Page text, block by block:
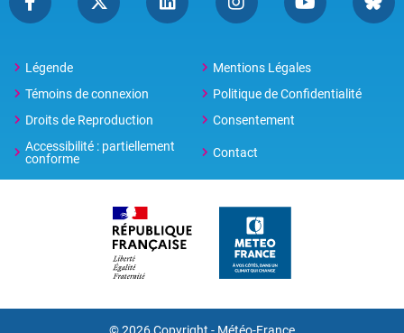
Légende
Mentions Légales
Témoins de connexion
Politique de Confidentialité
Droits de Reproduction
Consentement
Accessibilité : partiellement
conforme
Contact